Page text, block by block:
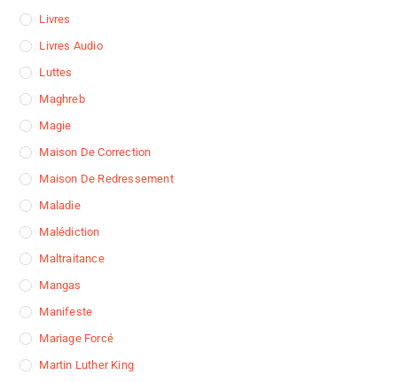
Livres
Livres Audio
Luttes
Maghreb
Magie
Maison De Correction
Maison De Redressement
Maladie
Malédiction
Maltraitance
Mangas
Manifeste
Mariage Forcé
Martin Luther King